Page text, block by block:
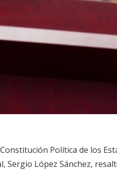
Política de los
López Sánchez,